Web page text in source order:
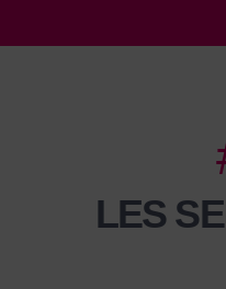
LES